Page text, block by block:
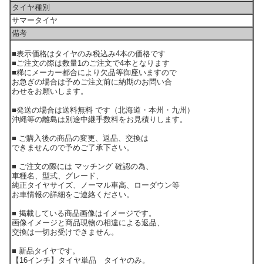
タイヤ種別
サマータイヤ
備考
■表示価格はタイヤのみ税込み4本の価格です
■ご注文の際は数量1のご注文で4本となります
■稀にメーカー都合により欠品等御座いますので
お急ぎの場合は予めご注文前に納期のお問い合
わせをお願いします。
■発送の場合は送料無料 です（北海道・本州・九州）
沖縄等の離島は別途中継手数料をお見積りします。
■ ご購入後の商品の変更、返品、交換は
できませんので予めご了承下さい。
■ ご注文の際には マッチング 確認の為、
車種名、型式、グレード、
純正タイヤサイズ、ノーマル車高、ローダウン等
お車情報の詳細をご連絡ください。
■ 掲載している商品画像はイメージです。
画像イメージと商品現物の相違による返品、
交換は一切お受けできません。
■ 新品タイヤです。
【16インチ】タイヤ単品 タイヤのみ。